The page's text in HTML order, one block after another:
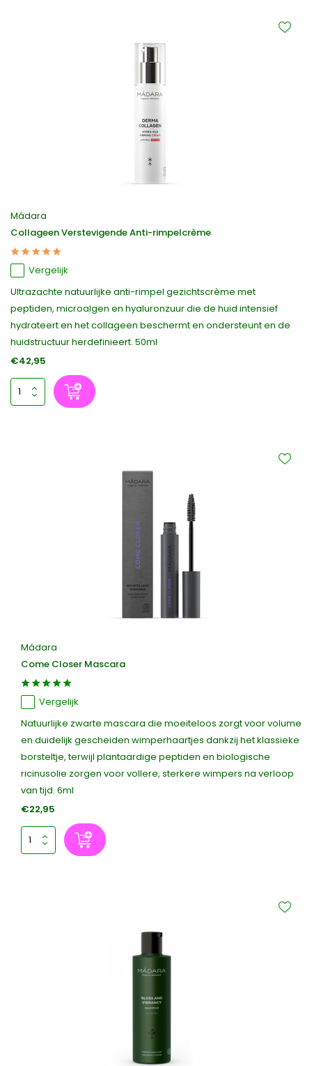
Mádara
Collageen Verstevigende Anti-rimpelcrème
Vergelijk
Ultrazachte natuurlijke anti-rimpel gezichtscrème met
peptiden, microalgen en hyaluronzuur die de huid intensief
hydrateert en het collageen beschermt en ondersteunt en de
huidstructuur herdefinieert. 50ml
€42,95
Mádara
Come Closer Mascara
Vergelijk
Natuurlijke zwarte mascara die moeiteloos zorgt voor volume
en duidelijk gescheiden wimperhaartjes dankzij het klassieke
borsteltje, terwijl plantaardige peptiden en biologische
ricinusolie zorgen voor vollere, sterkere wimpers na verloop
van tijd. 6ml
€22,95